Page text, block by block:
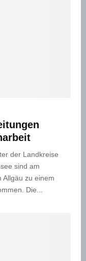
der Landkreise
sind am
Allgäu zu einem
Die...